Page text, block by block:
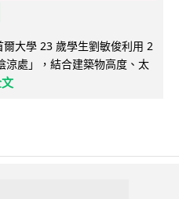
爾大學 23 歲學生劉敏俊利用 2
涼處」，結合建築物高度、太